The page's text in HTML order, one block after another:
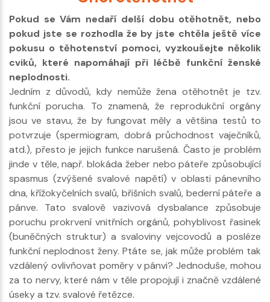
Pokud se Vám nedaří delší dobu otěhotnět, nebo
pokud jste se rozhodla že by jste chtěla ještě více
pokusu o těhotenství pomoci, vyzkoušejte několik
cviků, které napomáhají při léčbě funkční ženské
neplodnosti.
Jedním z důvodů, kdy nemůže žena otěhotnět je tzv.
funkční porucha. To znamená, že reprodukční orgány
jsou ve stavu, že by fungovat měly a většina testů to
potvrzuje (spermiogram, dobrá průchodnost vaječníků,
atd.), přesto je jejich funkce narušená. Často je problém
jinde v těle, např. blokáda žeber nebo páteře způsobující
spasmus (zvýšené svalové napětí) v oblasti pánevního
dna, křížokyčelních svalů, břišních svalů, bederní páteře a
pánve. Tato svalově vazivová dysbalance způsobuje
poruchu prokrvení vnitřních orgánů, pohyblivost řasinek
(buněčných struktur) a svaloviny vejcovodů a posléze
funkční neplodnost ženy. Ptáte se, jak může problém tak
vzdálený ovlivňovat poměry v pánvi? Jednoduše, mohou
za to nervy, které nám v těle propojují i značně vzdálené
úseky a tzv. svalové řetězce.